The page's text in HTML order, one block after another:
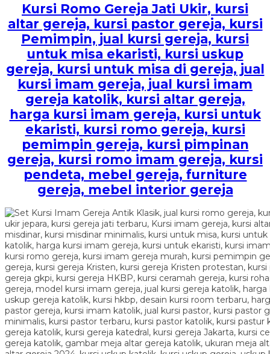
Kursi Romo Gereja Jati Ukir, kursi
altar gereja, kursi pastor gereja, kursi
Pemimpin, jual kursi gereja, kursi
untuk misa ekaristi, kursi uskup
gereja, kursi untuk misa di gereja, jual
kursi imam gereja, jual kursi imam
gereja katolik, kursi altar gereja,
harga kursi imam gereja, kursi untuk
ekaristi, kursi romo gereja, kursi
pemimpin gereja, kursi pimpinan
gereja, kursi romo imam gereja, kursi
pendeta, mebel gereja, furniture
gereja, mebel interior gereja